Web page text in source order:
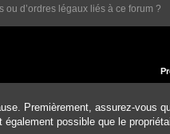
d’ordres légaux liés à ce forum ?
Premièrement, assurez-vous
possible que le